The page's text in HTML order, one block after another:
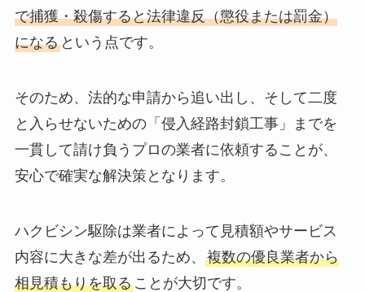
で捕獲・殺傷すると法律違反（懲役または罰金）
になるという点です。
そのため、法的な申請から追い出し、そして二度
と入らせないための「侵入経路封鎖工事」までを
一貫して請け負うプロの業者に依頼することが、
安心で確実な解決策となります。
ハクビシン駆除は業者によって見積額やサービス
内容に大きな差が出るため、 複数の優良業者から
相見積もりを取ることが大切です。